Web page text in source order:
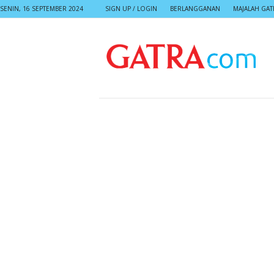
SENIN, 16 SEPTEMBER 2024 SIGN UP / LOGIN BERLANGGANAN MAJALAH